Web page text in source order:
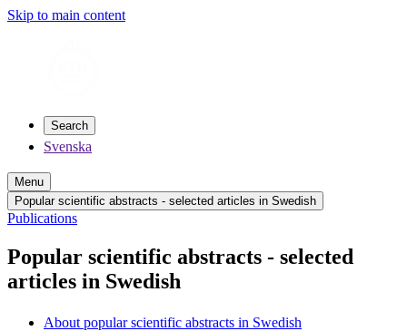
Skip to main content
Search
Svenska
Menu
Popular scientific abstracts - selected articles in Swedish
Publications
Popular scientific abstracts - selected
articles in Swedish
About popular scientific abstracts in Swedish